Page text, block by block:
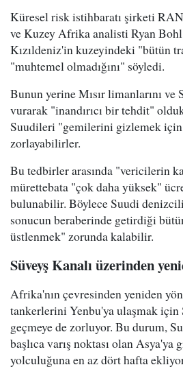
Küresel risk istihbaratı şirketi
ve Kuzey Afrika analisti Ryan
Kızıldeniz'in kuzeyindeki "bütün
"muhtemel olmadığını" söyledi.
Bunun yerine Mısır limanlarını ve
vurarak "inandırıcı bir tehdit"
Suudileri "gemilerini gizlemek
zorlayabilirler.
Bu tedbirler arasında "vericilerin
mürettebata "çok daha yüksek"
bulunabilir. Böylece Suudi
sonucun beraberinde getirdiği
üstlenmek" zorunda kalabilir.
Süveyş Kanalı üzerinden
Afrika'nın çevresinden yeniden
tankerlerini Yenbu'ya ulaşmak için
geçmeye de zorluyor. Bu durum,
başlıca varış noktası olan Asya'ya
yolculuğuna en az dört hafta